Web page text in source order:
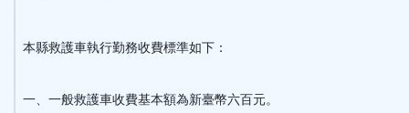
本縣救護車執行勤務收費標準如下：
一、一般救護車收費基本額為新臺幣六百元。